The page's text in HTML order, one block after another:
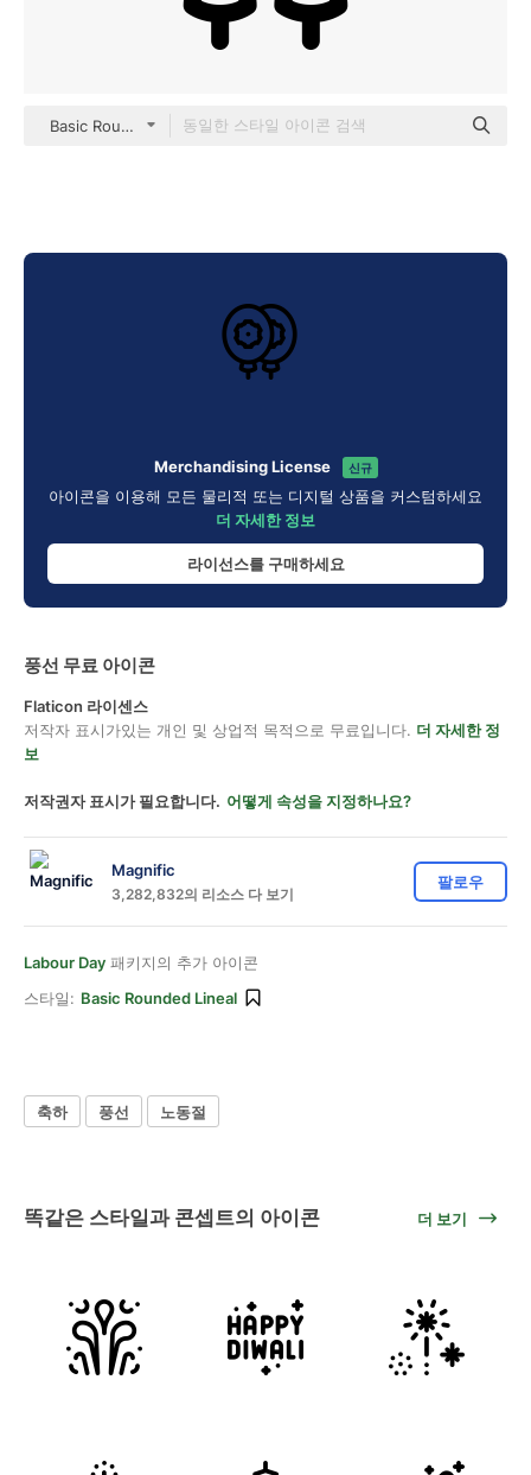
Basic Rounded Lineal
Merchandising License 신규
아이콘을 이용해 모든 물리적 또는 디지털 상품을 커스텀하세요
더 자세한 정보
라이선스를 구매하세요
풍선 무료 아이콘
Flaticon 라이센스
저작자 표시가있는 개인 및 상업적 목적으로 무료입니다. 더 자세한 정
보
저작권자 표시가 필요합니다. 어떻게 속성을 지정하나요?
Magnific
3,282,832의 리소스 다 보기
팔로우
Labour Day 패키지의 추가 아이콘
스타일: Basic Rounded Lineal
축하 풍선 노동절
똑같은 스타일과 콘셉트의 아이콘 더 보기